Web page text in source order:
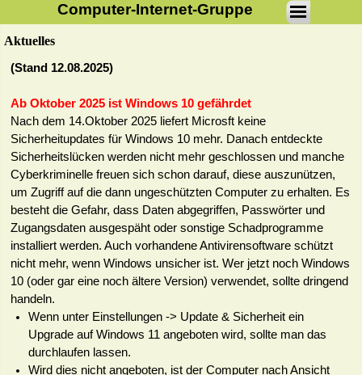
Computer-Internet-Gruppe
Aktuelles
(Stand 12.08.2025)
Ab Oktober 2025 ist Windows 10 gefährdet
Nach dem 14.Oktober 2025 liefert Microsft keine
Sicherheitupdates für Windows 10 mehr. Danach entdeckte
Sicherheitslücken werden nicht mehr geschlossen und manche
Cyberkriminelle freuen sich schon darauf, diese auszunützen,
um Zugriff auf die dann ungeschützten Computer zu erhalten. Es
besteht die Gefahr, dass Daten abgegriffen, Passwörter und
Zugangsdaten ausgespäht oder sonstige Schadprogramme
installiert werden. Auch vorhandene Antivirensoftware schützt
nicht mehr, wenn Windows unsicher ist. Wer jetzt noch Windows
10 (oder gar eine noch ältere Version) verwendet, sollte dringend
handeln.
Wenn unter Einstellungen -> Update & Sicherheit ein
Upgrade auf Windows 11 angeboten wird, sollte man das
durchlaufen lassen.
Wird dies nicht angeboten, ist der Computer nach Ansicht